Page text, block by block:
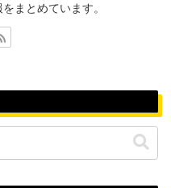
まとめています。